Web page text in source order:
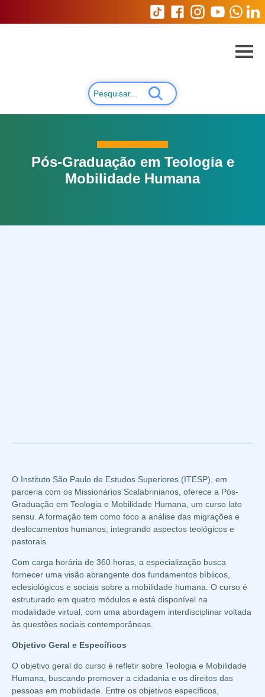
Pós-Graduação em Teologia e
Mobilidade Humana
O Instituto São Paulo de Estudos Superiores (ITESP), em
parceria com os Missionários Scalabrinianos, oferece a Pós-
Graduação em Teologia e Mobilidade Humana, um curso lato
sensu. A formação tem como foco a análise das migrações e
deslocamentos humanos, integrando aspectos teológicos e
pastorais.
Com carga horária de 360 horas, a especialização busca
fornecer uma visão abrangente dos fundamentos bíblicos,
eclesiológicos e sociais sobre a mobilidade humana. O curso é
estruturado em quatro módulos e está disponível na
modalidade virtual, com uma abordagem interdisciplinar voltada
às questões sociais contemporâneas.
Objetivo Geral e Específicos
O objetivo geral do curso é refletir sobre Teologia e Mobilidade
Humana, buscando promover a cidadania e os direitos das
pessoas em mobilidade. Entre os objetivos específicos,